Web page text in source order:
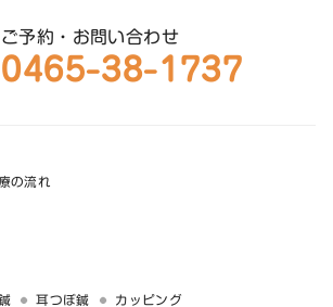
ご予約・お問い合わせ
0465-38-1737
の流れ
耳つぼ鍼 カッピング